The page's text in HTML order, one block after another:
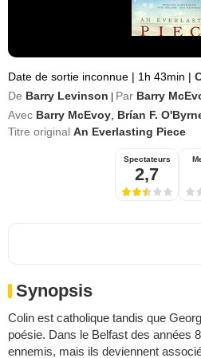
Date de sortie inconnue | 1h 43min |
De Barry Levinson Par Barry
Avec Barry McEvoy Brían F.
Titre original An Everlasting Piece
Spectateurs
2,7
Synopsis
Colin est catholique tandis que
poésie. Dans le Belfast des années
ennemis, mais ils deviennent